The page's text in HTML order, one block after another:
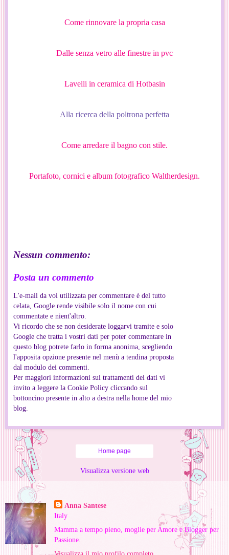
Come rinnovare la propria casa
Dalle senza vetro alle finestre in pvc
Lavelli in ceramica di Hotbasin
Alla ricerca della poltrona perfetta
Come arredare il bagno con stile.
Portafoto, cornici e album fotografico Waltherdesign.
Nessun commento:
Posta un commento
L'e-mail da voi utilizzata per commentare è del tutto
celata, Google rende visibile solo il nome con cui
commentate e nient'altro.
Vi ricordo che se non desiderate loggarvi tramite e solo
Google che tratta i vostri dati per poter commentare in
questo blog potrete farlo in forma anonima, scegliendo
l'apposita opzione presente nel menù a tendina proposta
dal modulo dei commenti.
Per maggiori informazioni sui trattamenti dei dati vi
invito a leggere la Cookie Policy cliccando sul
bottoncino presente in alto a destra nella home del mio
blog.
Home page
Visualizza versione web
Informazioni personali
Anna Santese
Italy
Mamma a tempo pieno, moglie per Amore e Blogger per
Passione.